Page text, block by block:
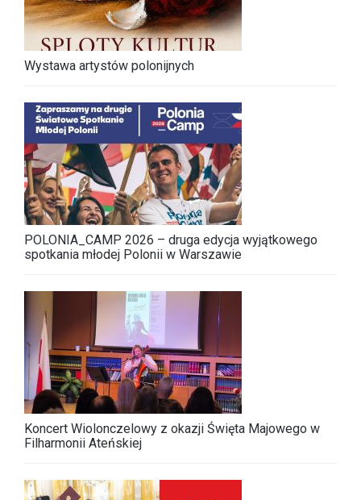
Wystawa artystów polonijnych
POLONIA_CAMP 2026 – druga edycja wyjątkowego
spotkania młodej Polonii w Warszawie
Koncert Wiolonczelowy z okazji Święta Majowego w
Filharmonii Ateńskiej